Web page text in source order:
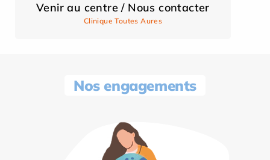
Venir au centre / Nous contacter
Clinique Toutes Aures
Nos engagements